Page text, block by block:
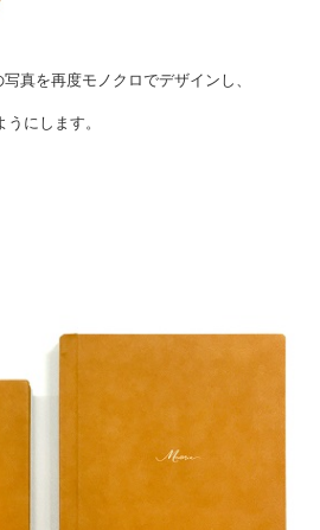
真を再度モノクロでデザインし、
にします。